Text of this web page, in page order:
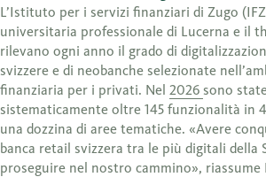
L’Istituto per i servizi finanziari di Zugo
universitaria professionale di Lucerna e il
rilevano ogni anno il grado di
svizzere e di neobanche selezionate
finanziaria per i privati. Nel 2026 sono
sistematicamente oltre 145 funzionalità in
una dozzina di aree tematiche. «Avere
banca retail svizzera tra le più digitali della
proseguire nel nostro cammino», riassume